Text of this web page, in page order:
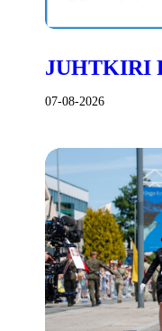
JUHTKIRI
07-08-2026